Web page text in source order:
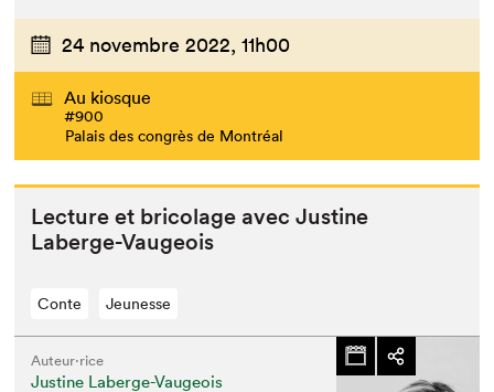
24 novembre 2022, 11h00
Au kiosque
#900
Palais des congrès de Montréal
Lec­ture et brico­lage avec Jus­tine
Laberge-Vaugeois
Conte Jeunesse
Auteur·rice
Justine Laberge-Vaugeois